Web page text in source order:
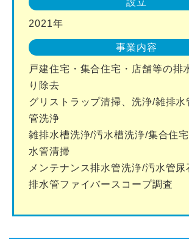
設立
2021年
事業内容
戸建住宅・集合住宅・店舗等の排
り除去
グリストラップ清掃、洗浄/雑排水
管洗浄
雑排水槽洗浄/汚水槽洗浄/集合住
水管清掃
メンテナンス排水管洗浄/汚水管尿
排水管ファイバースコープ調査